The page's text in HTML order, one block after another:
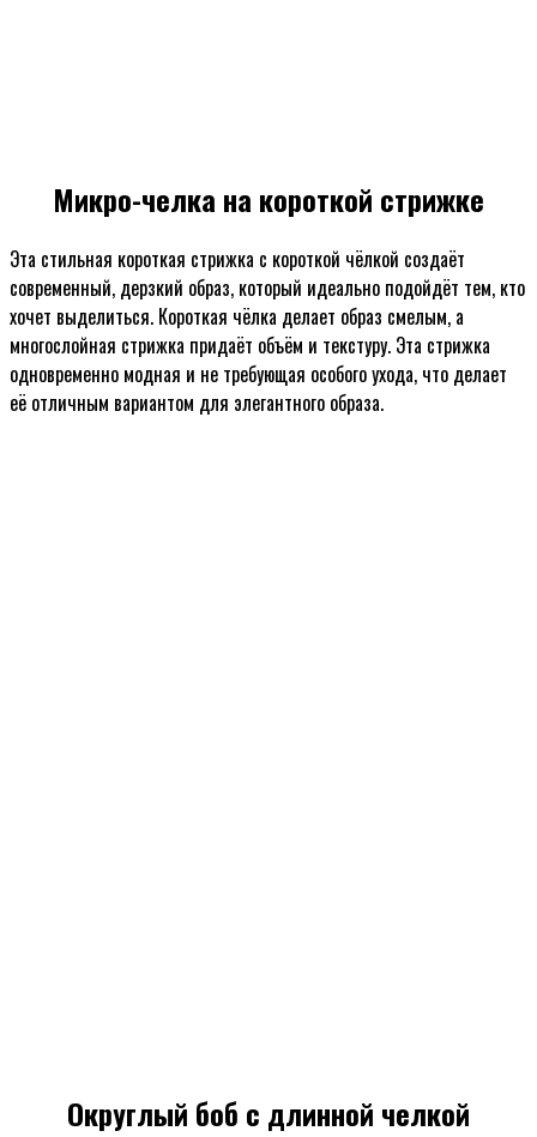
Микро-челка на короткой стрижке
Эта стильная короткая стрижка с короткой чёлкой создаёт
современный, дерзкий образ, который идеально подойдёт тем, кто
хочет выделиться. Короткая чёлка делает образ смелым, а
многослойная стрижка придаёт объём и текстуру. Эта стрижка
одновременно модная и не требующая особого ухода, что делает
её отличным вариантом для элегантного образа.
Округлый боб с длинной челкой